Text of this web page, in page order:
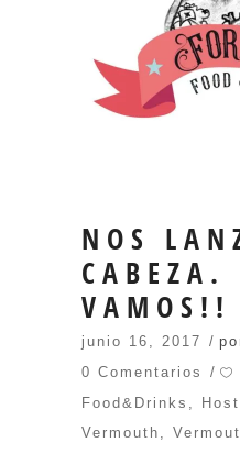
NOS
CABEZA.
VAMOS!!
junio 16, 2017
0 Comentarios
Food&Drinks
Vermouth